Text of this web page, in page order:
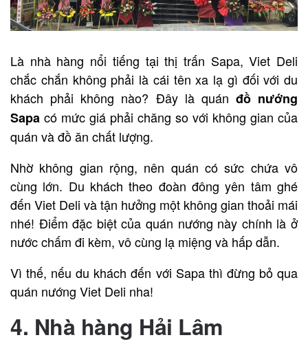
Là nhà hàng nổi tiếng tại thị trấn Sapa, Viet Deli
chắc chắn không phải là cái tên xa lạ gì đối với du
khách phải không nào? Đây là quán đồ nướng
Sapa có mức giá phải chăng so với không gian của
quán và đồ ăn chất lượng.
Nhờ không gian rộng, nên quán có sức chứa vô
cùng lớn. Du khách theo đoàn đông yên tâm ghé
đến Viet Deli và tận hưởng một không gian thoải mái
nhé! Điểm đặc biệt của quán nướng này chính là ở
nước chấm đi kèm, vô cùng lạ miệng và hấp dẫn.
Vì thế, nếu du khách đến với Sapa thì đừng bỏ qua
quán nướng Viet Deli nha!
4. Nhà hàng Hải Lâm